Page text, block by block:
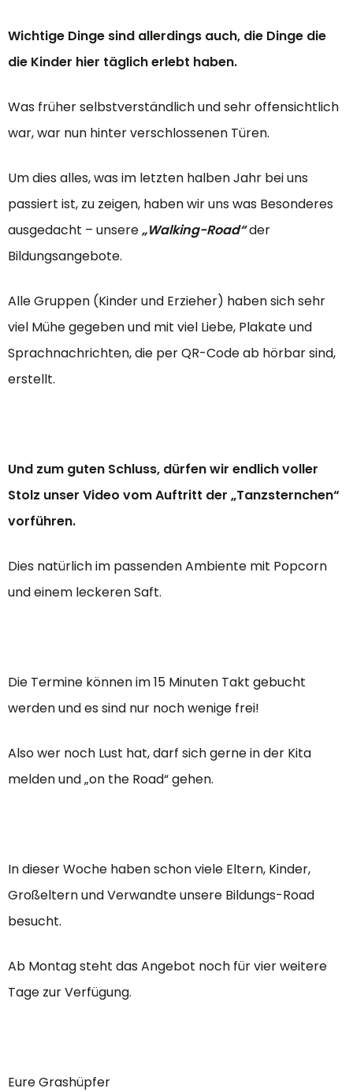
Wichtige Dinge sind allerdings auch, die Dinge die
die Kinder hier täglich erlebt haben.
Was früher selbstverständlich und sehr offensichtlich
war, war nun hinter verschlossenen Türen.
Um dies alles, was im letzten halben Jahr bei uns
passiert ist, zu zeigen, haben wir uns was Besonderes
ausgedacht – unsere„Walking-Road“der
Bildungsangebote.
Alle Gruppen (Kinder und Erzieher) haben sich sehr
viel Mühe gegeben und mit viel Liebe, Plakate und
Sprachnachrichten, die per QR-Code ab hörbar sind,
erstellt.
Und zum guten Schluss, dürfen wir endlich voller
Stolz unser Video vom Auftritt der „Tanzsternchen“
vorführen.
Dies natürlich im passenden Ambiente mit Popcorn
und einem leckeren Saft.
Die Termine können im 15 Minuten Takt gebucht
werden und es sind nur noch wenige frei!
Also wer noch Lust hat, darf sich gerne in der Kita
melden und „on the Road“ gehen.
In dieser Woche haben schon viele Eltern, Kinder,
Großeltern und Verwandte unsere Bildungs-Road
besucht.
Ab Montag steht das Angebot noch für vier weitere
Tage zur Verfügung.
Eure Grashüpfer